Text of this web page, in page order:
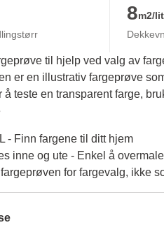
8m2/
til hjelp ved valg av
er en illustrativ fargeprøve
å teste en transparent farge,
- Finn fargene til ditt hjem
inne og ute - Enkel å overmale
for fargevalg, ikke